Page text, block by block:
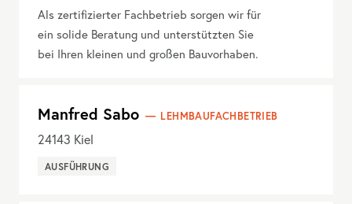
Als zertifizierter Fachbetrieb sorgen wir für
ein solide Beratung und unterstützten Sie
bei Ihren kleinen und großen Bauvorhaben.
Manfred Sabo LEHMBAUFACHBETRIEB
24143 Kiel
AUSFÜHRUNG